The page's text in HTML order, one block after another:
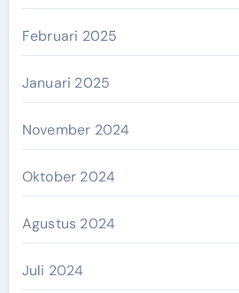
Februari 2025
Januari 2025
November 2024
Oktober 2024
Agustus 2024
Juli 2024